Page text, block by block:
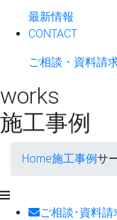
最新情報
CONTACT
ご相談・資料請
works
施工事例
Home施工事例サ
ご相談･資料請